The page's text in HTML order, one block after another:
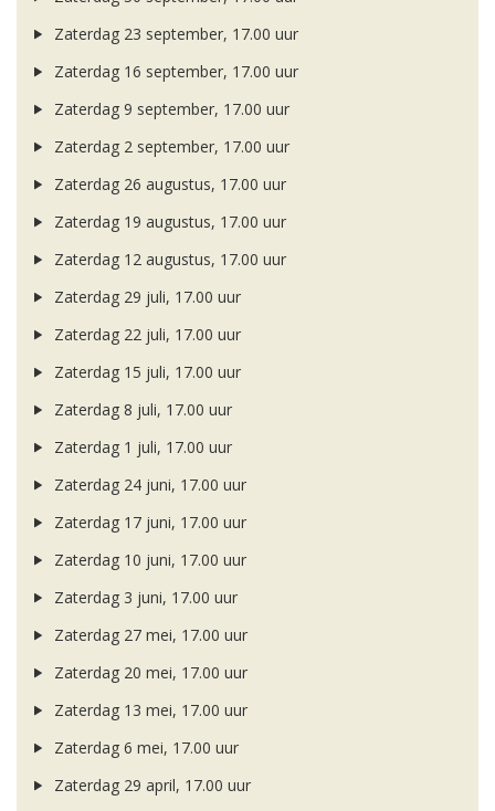
Zaterdag 23 september, 17.00 uur
Zaterdag 16 september, 17.00 uur
Zaterdag 9 september, 17.00 uur
Zaterdag 2 september, 17.00 uur
Zaterdag 26 augustus, 17.00 uur
Zaterdag 19 augustus, 17.00 uur
Zaterdag 12 augustus, 17.00 uur
Zaterdag 29 juli, 17.00 uur
Zaterdag 22 juli, 17.00 uur
Zaterdag 15 juli, 17.00 uur
Zaterdag 8 juli, 17.00 uur
Zaterdag 1 juli, 17.00 uur
Zaterdag 24 juni, 17.00 uur
Zaterdag 17 juni, 17.00 uur
Zaterdag 10 juni, 17.00 uur
Zaterdag 3 juni, 17.00 uur
Zaterdag 27 mei, 17.00 uur
Zaterdag 20 mei, 17.00 uur
Zaterdag 13 mei, 17.00 uur
Zaterdag 6 mei, 17.00 uur
Zaterdag 29 april, 17.00 uur